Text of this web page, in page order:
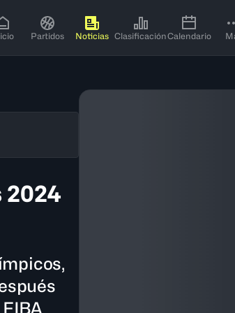
Partidos Noticias ClasificaciónCalendario
2024